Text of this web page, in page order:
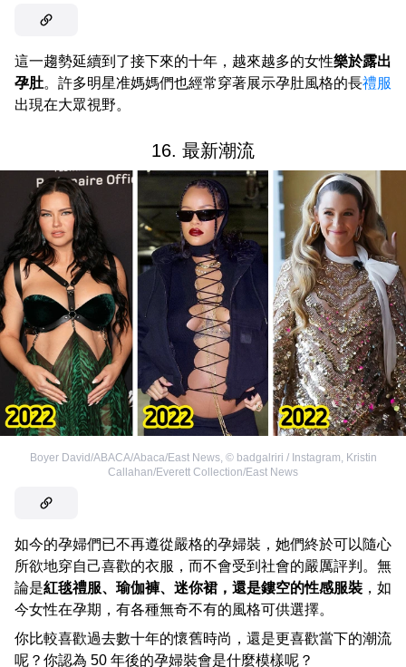
這一趨勢延續到了接下來的十年，越來越多的女性樂於露出
孕肚。許多明星准媽媽們也經常穿著展示孕肚風格的長禮服
出現在大眾視野。
16. 最新潮流
Boyer David/ABACA/Abaca/East News, © badgalriri / Instagram Kristin
Callahan/Everett Collection/East News
如今的孕婦們已不再遵從嚴格的孕婦裝，她們終於可以隨心
所欲地穿自己喜歡的衣服，而不會受到社會的嚴厲評判。無
論是紅毯禮服、瑜伽褲、迷你裙，還是鏤空的性感服裝 ，如
今女性在孕期，有各種無奇不有的風格可供選擇。
你比較喜歡過去數十年的懷舊時尚，還是更喜歡當下的潮流
呢？你認為 50 年後的孕婦裝會是什麼模樣呢？